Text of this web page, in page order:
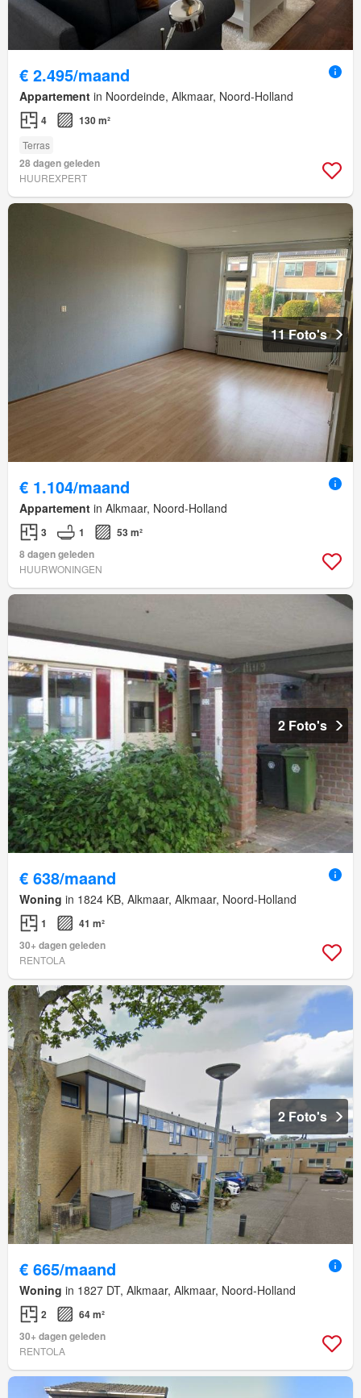
€ 2.495/maand
Appartement in Noordeinde, Alkmaar, Noord-Holland
4 130 m²
Terras
28 dagen geleden
HUUREXPERT
11 Foto's
€ 1.104/maand
Appartement in Alkmaar, Noord-Holland
3 1
53 m²
8 dagen geleden
HUURWONINGEN
2 Foto's
€ 638/maand
Woning in 1824 KB, Alkmaar, Alkmaar, Noord-Holland
1
41 m²
30+ dagen geleden
RENTOLA
2 Foto's
€ 665/maand
Woning in 1827 DT, Alkmaar, Alkmaar, Noord-Holland
2
64 m²
30+ dagen geleden
RENTOLA